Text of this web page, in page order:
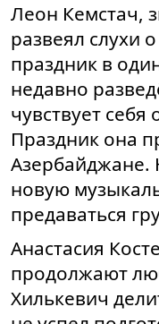
Леон Кемстач,
развеял слухи
праздник в
недавно
чувствует себя
Праздник она
новую
предаваться
Анастасия
продолжают
Хилькевич